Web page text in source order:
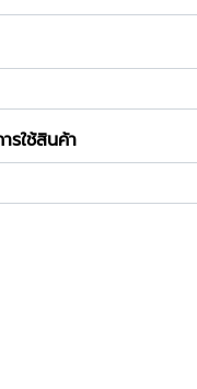
รใช้สินค้า